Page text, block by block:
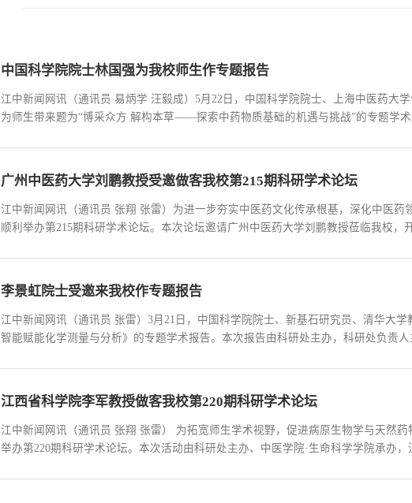
中国科学院院士林国强为我校师生作专题报告
江中新闻网讯（通讯员 易炳学 汪毅成）5月22日，中国科学院院士、上海中医药大
为师生带来题为“博采众方 解构本草——探索中药物质基础的机遇与挑战”的专题学
广州中医药大学刘鹏教授受邀做客我校第215期科研学术论坛
江中新闻网讯（通讯员 张翔 张雷）为进一步夯实中医药文化传承根基，深化中医药
顺利举办第215期科研学术论坛。本次论坛邀请广州中医药大学刘鹏教授莅临我校，
李景虹院士受邀来我校作专题报告
江中新闻网讯（通讯员 张雷）3月21日，中国科学院院士、新基石研究员、清华大
智能赋能化学测量与分析》的专题学术报告。本次报告由科研处主办，科研处负责
江西省科学院李军教授做客我校第220期科研学术论坛
江中新闻网讯（通讯员 张翔 张雷） 为拓宽师生学术视野，促进病原生物学与天然
举办第220期科研学术论坛。本次活动由科研处主办、中医学院·生命科学学院承办